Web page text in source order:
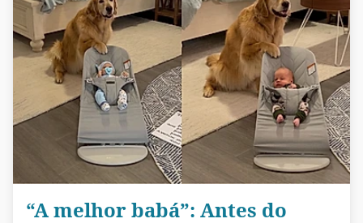
“A melhor babá”: Antes do